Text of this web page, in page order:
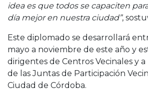
idea es que todos se capaciten
día mejor en nuestra ciudad”,
Este diplomado se desarrollará
mayo a noviembre de este año y
dirigentes de Centros Vecinales y
de las Juntas de Participación
Ciudad de Córdoba.